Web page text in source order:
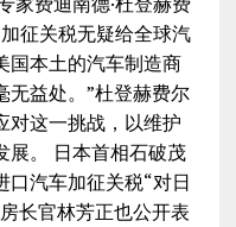
征关税无疑给全球汽
国本土的汽车制造商
无益处。”杜登赫费尔
对这一挑战，以维护
展。 日本首相石破茂
口汽车加征关税“对日
长官林芳正也公开表